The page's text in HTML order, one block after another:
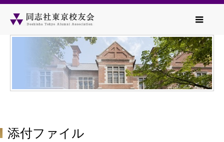
添付ファイル